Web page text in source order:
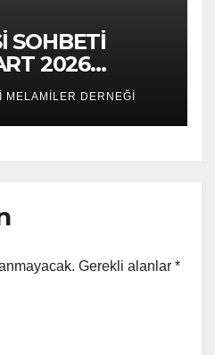
SOHBETİ
2026
MELAMİLER DERNEĞİ
Gerekli alanlar *